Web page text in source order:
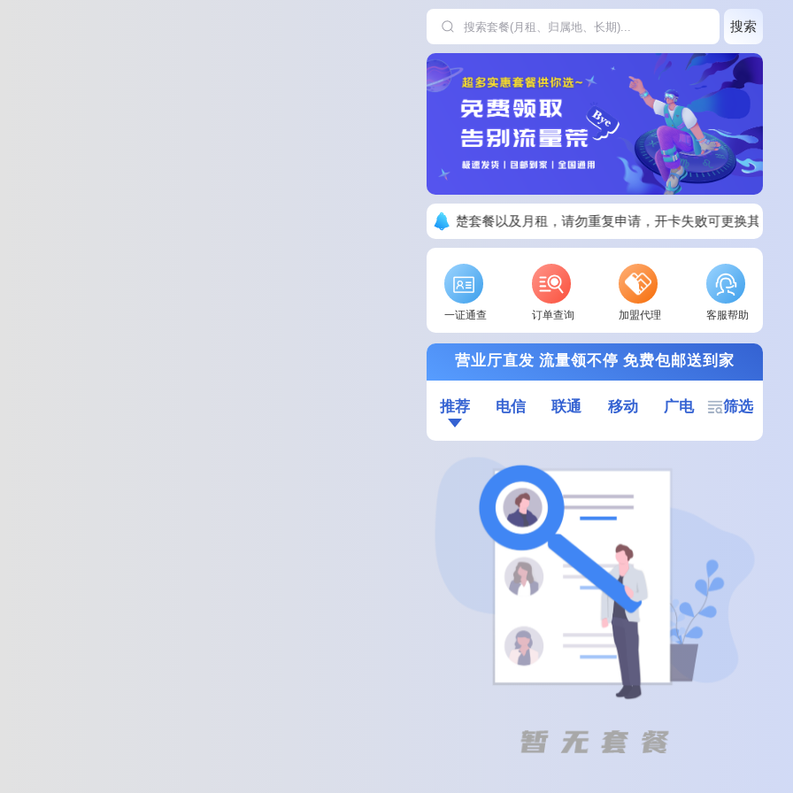
搜索
下单请看清楚套餐以及月租，请勿重复申请，开卡失败可更换其他套
一证通查 订单查询 加盟代理 客服帮助
营业厅直发 流量领不停 免费包邮送到家
推荐 电信 联通 移动 广电 筛选